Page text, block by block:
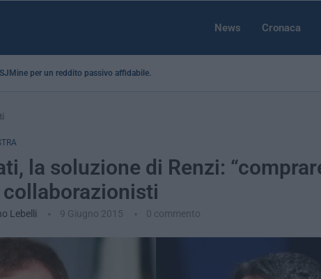
News Cronaca
per un reddito passivo affidabile...
la soluzione di Renzi:
Lebelli 9 Giugno 2015 0 commento